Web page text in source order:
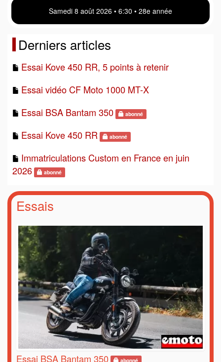
Samedi 8 août 2026 • 6:30 • 28e année
Derniers articles
Essai Kove 450 RR, 5 points à retenir
Essai vidéo CF Moto 1000 MT-X
Essai BSA Bantam 350
abonné
Essai Kove 450 RR abonné
Immatriculations Custom en France en juin
2026
abonné
Essais
Essai BSA Bantam 350 abonné